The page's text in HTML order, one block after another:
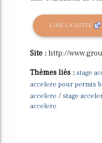
LIRE LA SUITE
Site : http://
Thèmes liés : stage
accelere pour permis b
accelere /stage
accelere